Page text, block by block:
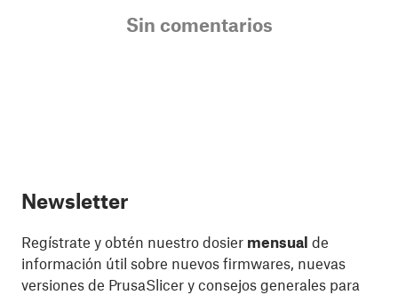
Sin comentarios
Newsletter
Regístrate y obtén nuestro dosier mensual de
información útil sobre nuevos firmwares, nuevas
versiones de PrusaSlicer y consejos generales para